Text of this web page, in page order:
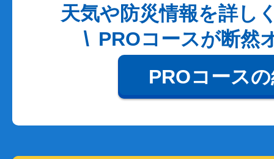
天気や防災情報を詳し
PROコースが断然
PROコース